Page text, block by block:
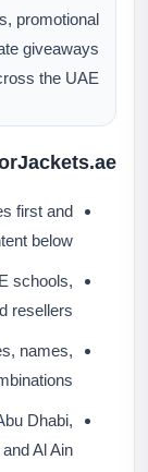
promotional
giveaways
the UAE.
first and
below.
schools,
resellers.
names,
Dhabi,
Al Ain.